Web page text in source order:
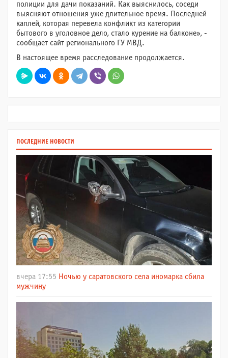
полиции для дачи показаний. Как выяснилось, соседи
выясняют отношения уже длительное время. Последней
каплей, которая перевела конфликт из категории
бытового в уголовное дело, стало курение на балконе», -
сообщает сайт регионального ГУ МВД.
В настоящее время расследование продолжается.
ПОСЛЕДНИЕ НОВОСТИ
вчера 17:55 Ночью у саратовского села иномарка сбила
мужчину